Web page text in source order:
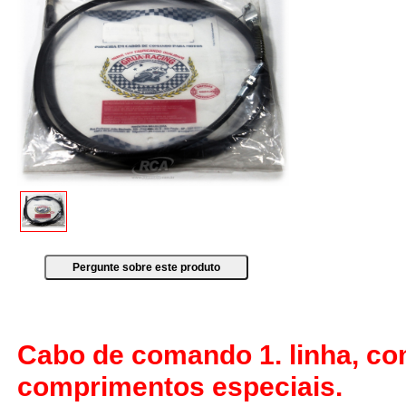
Cabo de comando 1. linha,
comprimentos especiais.